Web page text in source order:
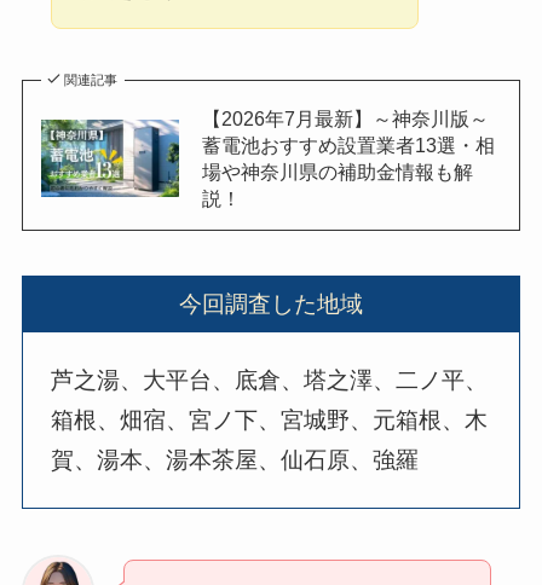
関連記事
【2026年7月最新】～神奈川版～
蓄電池おすすめ設置業者13選・相
場や神奈川県の補助金情報も解
説！
今回調査した地域
芦之湯、大平台、底倉、塔之澤、二ノ平、
箱根、畑宿、宮ノ下、宮城野、元箱根、木
賀、湯本、湯本茶屋、仙石原、強羅